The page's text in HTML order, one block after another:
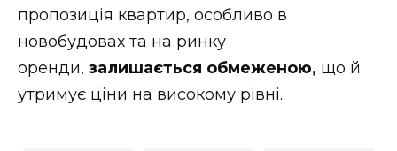
пропозиція квартир, особливо в
новобудовах та на ринку
оренди, залишається обмеженою, що й
утримує ціни на високому рівні.